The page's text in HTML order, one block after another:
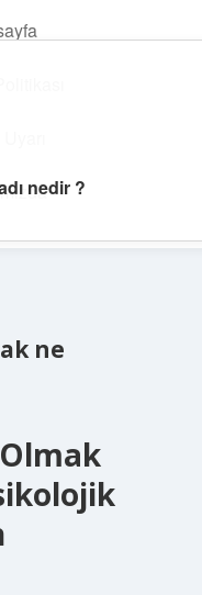
içerikler.
ne
nedir ?